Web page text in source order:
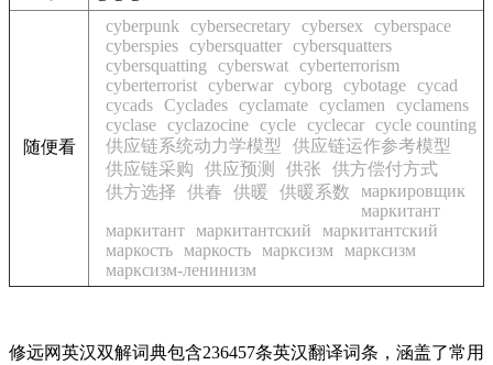
随便看
cyberpunk cybersecretary cybersex
cyberspace
cyberspies cybersquatter cybersquatters
cybersquatting
cyberswat cyberterrorism
cyberterrorist cyberwar cyborg cybotage cycad
cycads Cyclades cyclamate cyclamen
cyclamens
cyclase cyclazocine cycle cyclecar cycle counting
供应链系统动力学模型
供应链运作参考模型
供应链采购
供应预测 供张
供方偿付方式
供方选择
供春 供暖 供暖系数
маркировщик
маркитант
маркитант
маркитантский
маркитантский
маркость
маркость марксизм
марксизм
марксизм-ленинизм
修远网英汉双解词典包含236457条英汉翻译词条，涵盖了常用